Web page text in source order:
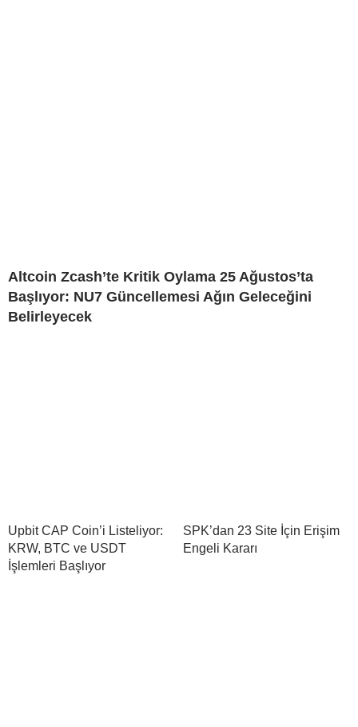
Altcoin Zcash’te Kritik Oylama 25 Ağustos’ta
Başlıyor: NU7 Güncellemesi Ağın Geleceğini
Belirleyecek
Upbit CAP Coin’i Listeliyor:
KRW, BTC ve USDT
İşlemleri Başlıyor
SPK’dan 23 Site İçin Erişim
Engeli Kararı